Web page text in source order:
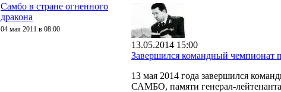
Самбо в стране огненного
дракона
04 мая 2011 в 08:00
13.05.2014 15:00
Завершился командный
13 мая 2014 года завершился
САМБО, памяти генерал-